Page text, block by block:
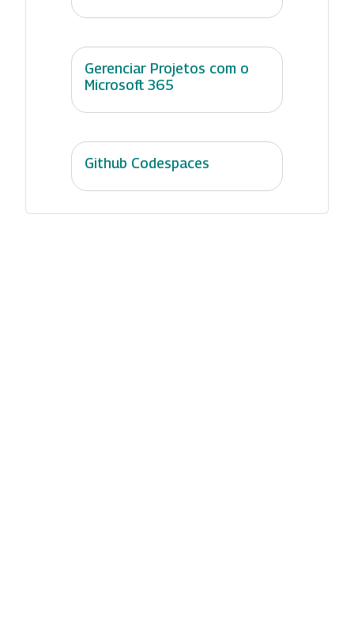
Gerenciar Projetos com o
Microsoft 365
Github Codespaces